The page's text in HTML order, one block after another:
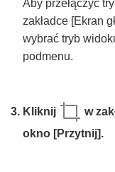
Aby przełączyć
zakładce [Ekran
wybrać tryb
podmenu.
Kliknij
w
okno [Przytnij].